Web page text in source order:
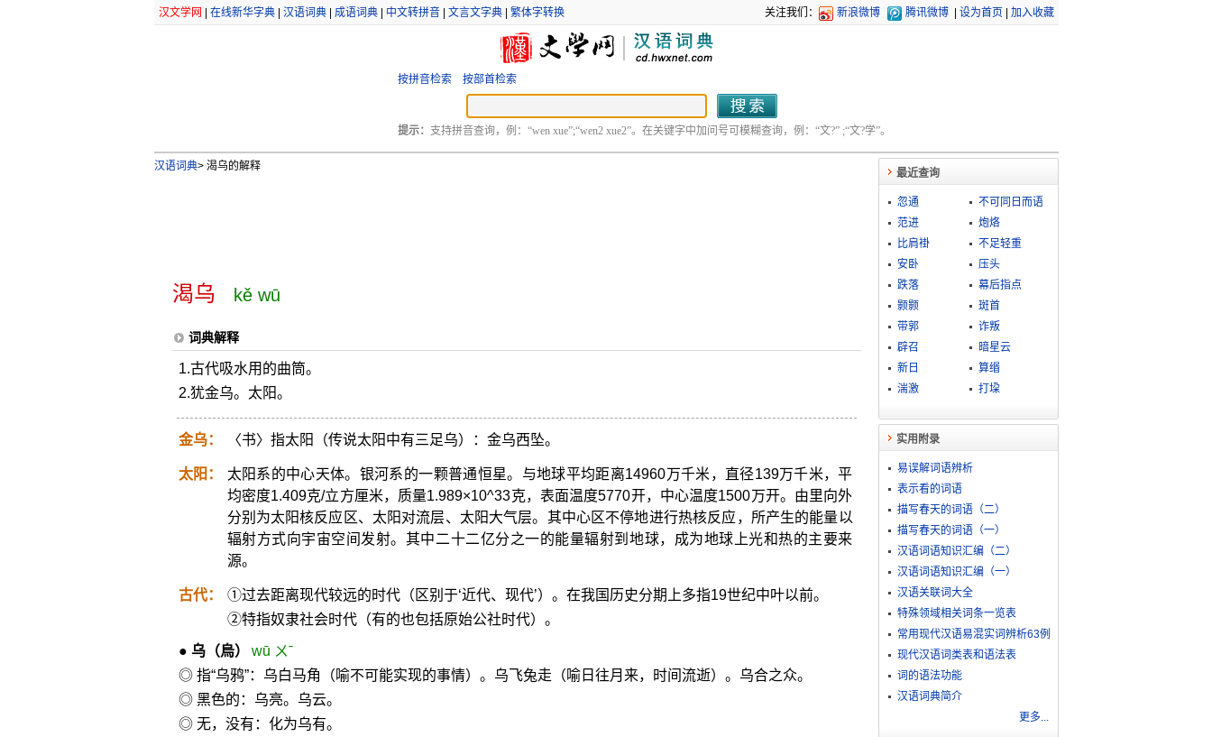
汉文学网 在线新华字典| 汉语词典| 成语词典| 中文转拼音| 文言文字典| 繁体字转换 关注我们： 新浪微博 腾讯微博 设为首页 加入收藏
按拼音检索 按部首检索
提示： 支持拼音查询，例：“wen xue”;“wen2 xue2”。在关键字中加问号可模糊查询，例：“文?” ;“文?学”。
汉语词典>渴乌的解释
渴乌 kě wū
词典解释
1.古代吸水用的曲筒。
2.犹金乌。太阳。
金乌： 〈书〉指太阳（传说太阳中有三足乌）：金乌西坠。
太阳：
太阳系的中心天体。银河系的一颗普通恒星。与地球平均距离14960万千米，直径139万千米，平
均密度1.409克/立方厘米，质量1.989×10^33克，表面温度5770开，中心温度1500万开。由里向外
分别为太阳核反应区、太阳对流层、太阳大气层。其中心区不停地进行热核反应，所产生的能量以
辐射方式向宇宙空间发射。其中二十二亿分之一的能量辐射到地球，成为地球上光和热的主要来
源。
古代：
①过去距离现代较远的时代（区别于‘近代、现代’）。在我国历史分期上多指19世纪中叶以前。
②特指奴隶社会时代（有的也包括原始公社时代）。
● 乌（烏）
wū ㄨˉ
◎ 指“乌鸦”：乌白马角（喻不可能实现的事情）。乌飞兔走（喻日往月来，时间流逝）。乌合之众。
◎ 黑色的：乌亮。乌云。
◎ 无，没有：化为乌有。
最近查询
忽通
不可同日而语
范进
炮烙
比肩褂
不足轻重
安卧
压头
跌落
幕后指点
颢颢
斑首
带郭
诈叛
辟召
暗星云
新日
算缗
湍激
打垜
实用附录
易误解词语辨析
表示看的词语
描写春天的词语（二）
描写春天的词语（一）
汉语词语知识汇编（二）
汉语词语知识汇编（一）
汉语关联词大全
特殊领域相关词条一览表
常用现代汉语易混实词辨析63例
现代汉语词类表和语法表
词的语法功能
汉语词典简介
更多...